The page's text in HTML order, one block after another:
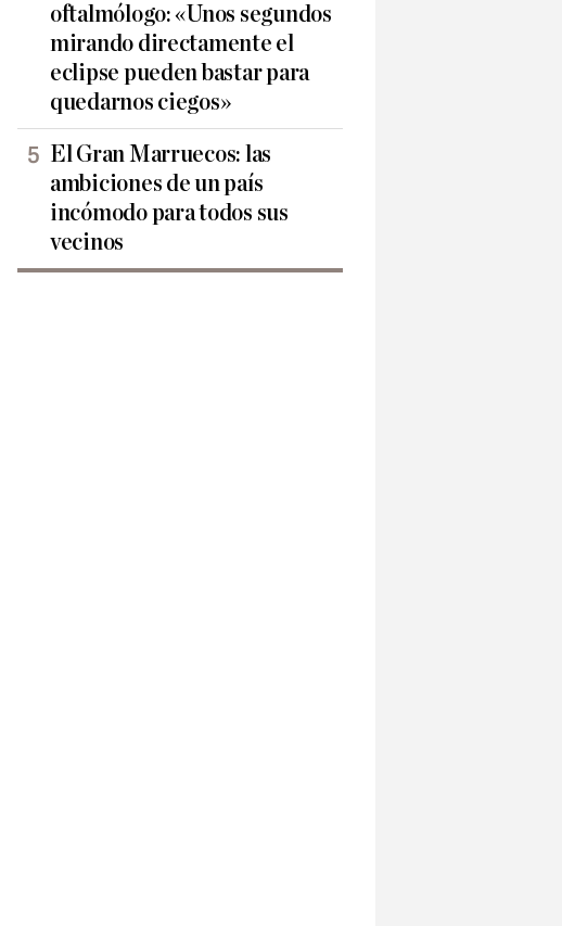
oftalmólogo: «Unos segundos
mirando directamente el
eclipse pueden bastar para
quedarnos ciegos»
El Gran Marruecos: las
ambiciones de un país
incómodo para todos sus
vecinos